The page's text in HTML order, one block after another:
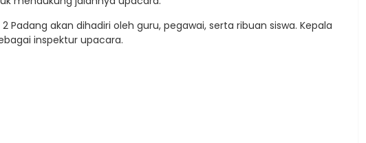
Padang akan dihadiri oleh guru, pegawai, serta ribuan siswa. Kepala
inspektur upacara.